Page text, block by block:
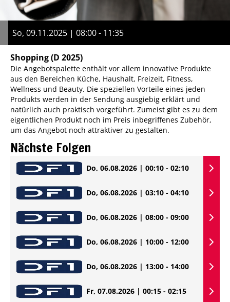
So, 09.11.2025 | 08:00 - 11:35
Shopping(D 2025)
Die Angebotspalette enthält vor allem innovative Produkte
aus den Bereichen Küche, Haushalt, Freizeit, Fitness,
Wellness und Beauty. Die speziellen Vorteile eines jeden
Produkts werden in der Sendung ausgiebig erklärt und
natürlich auch praktisch vorgeführt. Zumeist gibt es zu dem
eigentlichen Produkt noch im Preis inbegriffenes Zubehör,
um das Angebot noch attraktiver zu gestalten.
Nächste Folgen
Do, 06.08.2026 | 00:10 - 02:10
Do, 06.08.2026 | 03:10 - 04:10
Do, 06.08.2026 | 08:00 - 09:00
Do, 06.08.2026 | 10:00 - 12:00
Do, 06.08.2026 | 13:00 - 14:00
Fr, 07.08.2026 | 00:15 - 02:15